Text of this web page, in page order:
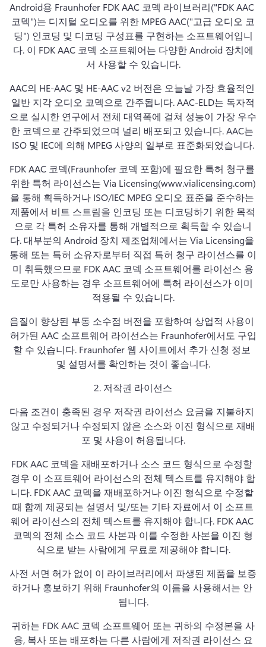
Android용 Fraunhofer FDK AAC 코덱 라이브러리("FDK AAC
코덱")는 디지털 오디오를 위한 MPEG AAC("고급 오디오 코
딩") 인코딩 및 디코딩 구성표를 구현하는 소프트웨어입니
다. 이 FDK AAC 코덱 소프트웨어는 다양한 Android 장치에
서 사용할 수 있습니다.
AAC의 HE-AAC 및 HE-AAC v2 버전은 오늘날 가장 효율적인
일반 지각 오디오 코덱으로 간주됩니다. AAC-ELD는 독자적
으로 실시한 연구에서 전체 대역폭에 걸쳐 성능이 가장 우수
한 코덱으로 간주되었으며 널리 배포되고 있습니다. AAC는
ISO 및 IEC에 의해 MPEG 사양의 일부로 표준화되었습니다.
FDK AAC 코덱(Fraunhofer 코덱 포함)에 필요한 특허 청구를
위한 특허 라이선스는 Via Licensing(www.vialicensing.com)
을 통해 획득하거나 ISO/IEC MPEG 오디오 표준을 준수하는
제품에서 비트 스트림을 인코딩 또는 디코딩하기 위한 목적
으로 각 특허 소유자를 통해 개별적으로 획득할 수 있습니
다. 대부분의 Android 장치 제조업체에서는 Via Licensing을
통해 또는 특허 소유자로부터 직접 특허 청구 라이선스를 이
미 취득했으므로 FDK AAC 코덱 소프트웨어를 라이선스 용
도로만 사용하는 경우 소프트웨어에 특허 라이선스가 이미
적용될 수 있습니다.
음질이 향상된 부동 소수점 버전을 포함하여 상업적 사용이
허가된 AAC 소프트웨어 라이선스는 Fraunhofer에서도 구입
할 수 있습니다. Fraunhofer 웹 사이트에서 추가 신청 정보
및 설명서를 확인하는 것이 좋습니다.
2. 저작권 라이선스
다음 조건이 충족된 경우 저작권 라이선스 요금을 지불하지
않고 수정되거나 수정되지 않은 소스와 이진 형식으로 재배
포 및 사용이 허용됩니다.
FDK AAC 코덱을 재배포하거나 소스 코드 형식으로 수정할
경우 이 소프트웨어 라이선스의 전체 텍스트를 유지해야 합
니다. FDK AAC 코덱을 재배포하거나 이진 형식으로 수정할
때 함께 제공되는 설명서 및/또는 기타 자료에서 이 소프트
웨어 라이선스의 전체 텍스트를 유지해야 합니다. FDK AAC
코덱의 전체 소스 코드 사본과 이를 수정한 사본을 이진 형
식으로 받는 사람에게 무료로 제공해야 합니다.
사전 서면 허가 없이 이 라이브러리에서 파생된 제품을 보증
하거나 홍보하기 위해 Fraunhofer의 이름을 사용해서는 안
됩니다.
귀하는 FDK AAC 코덱 소프트웨어 또는 귀하의 수정본을 사
용, 복사 또는 배포하는 다른 사람에게 저작권 라이선스 요